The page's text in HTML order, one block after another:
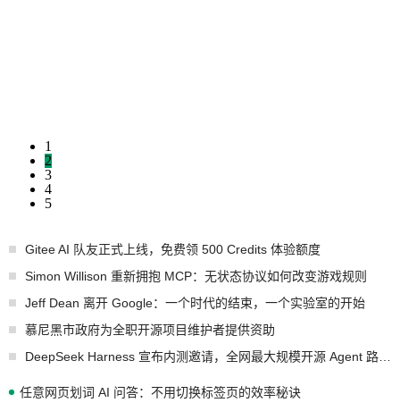
1
2
3
4
5
Gitee AI 队友正式上线，免费领 500 Credits 体验额度
Simon Willison 重新拥抱 MCP：无状态协议如何改变游戏规则
Jeff Dean 离开 Google：一个时代的结束，一个实验室的开始
慕尼黑市政府为全职开源项目维护者提供资助
任意网页划词 AI 问答：不用切换标签页的效率秘诀